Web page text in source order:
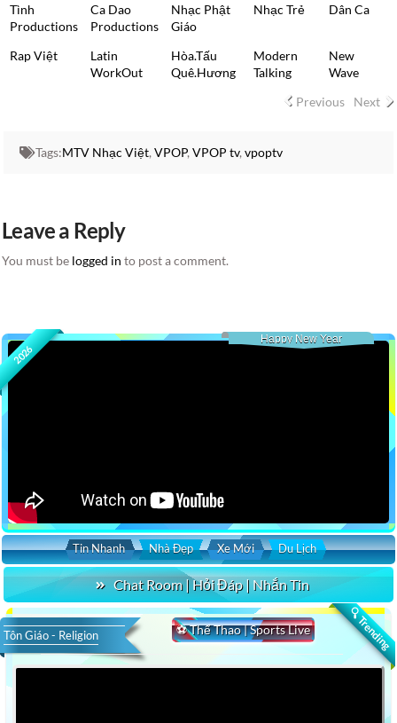
Tình
Productions
Ca Dao
Productions
Nhạc Phật
Giáo
Nhạc Trẻ Dân Ca
Rap Việt
Latin
WorkOut
Hòa.Tấu
Quê.Hương
Modern
Talking
New
Wave
Previous
Next
Tags:MTV Nhạc Việt, VPOP, VPOP tv, vpoptv
Leave a Reply
You must be logged in to post a comment.
2026
Happy New Year
Tin Nhanh Nhà Đẹp Xe Mới Du Lịch
Chat Room | Hỏi Đáp | Nhắn Tin
🔍 Trending
⚽ Thể Thao | Sports Live
Tôn Giáo - Religion